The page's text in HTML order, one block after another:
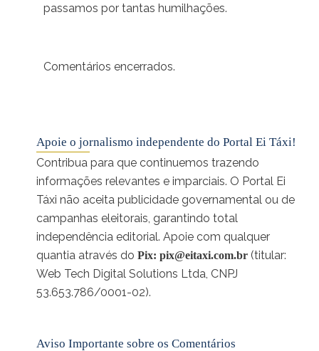
passamos por tantas humilhações.
Comentários encerrados.
Apoie o jornalismo independente do Portal Ei Táxi!
Contribua para que continuemos trazendo
informações relevantes e imparciais. O Portal Ei
Táxi não aceita publicidade governamental ou de
campanhas eleitorais, garantindo total
independência editorial. Apoie com qualquer
quantia através doPix:pix@eitaxi.com.br (titular:
Web Tech Digital Solutions Ltda, CNPJ
53.653.786/0001-02).
Aviso Importante sobre os Comentários